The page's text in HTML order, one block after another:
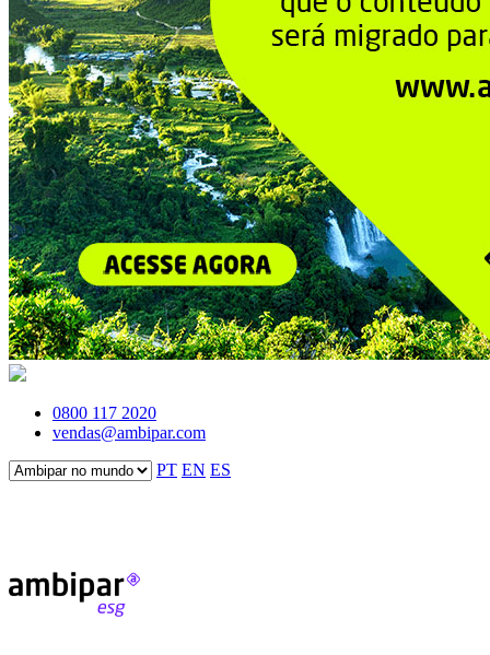
0800 117 2020
vendas@ambipar.com
PT EN ES